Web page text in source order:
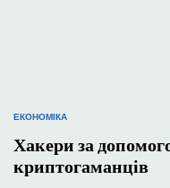
ОПУБЛІКУВАТИ
ЕКОНОМІКА
Хакери за
криптогаманців